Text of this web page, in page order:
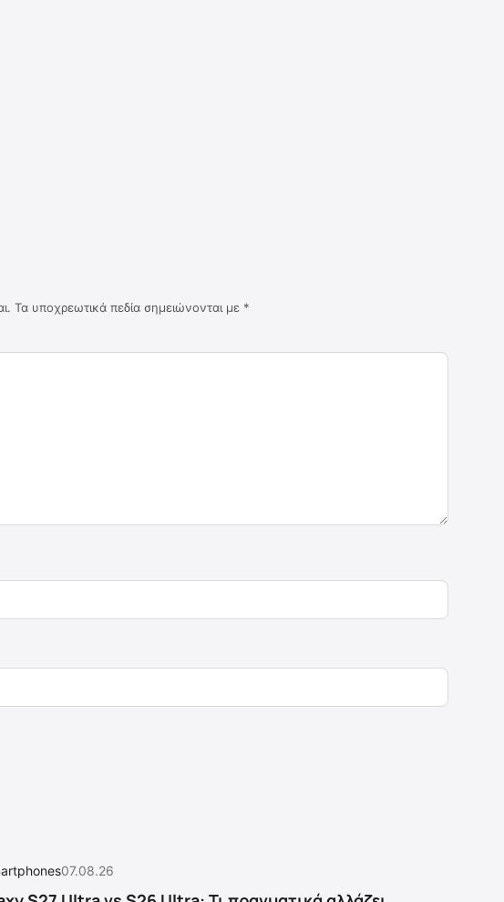
Τα υποχρεωτικά πεδία σημειώνονται με *
07.08.26